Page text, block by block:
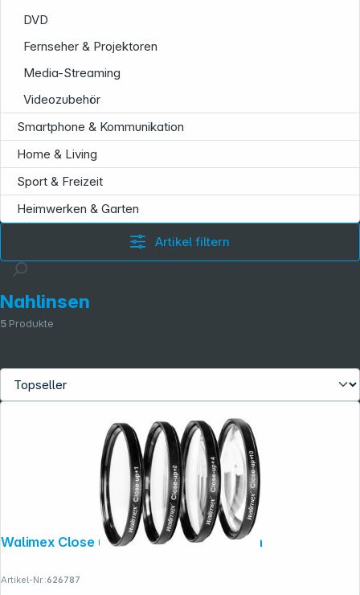
DVD
Fernseher & Projektoren
Media-Streaming
Videozubehör
Smartphone & Kommunikation
Home & Living
Sport & Freizeit
Heimwerken & Garten
Artikel filtern
Nahlinsen
5 Produkte
Walimex Close up Makrolinsen-Set 67mm
Artikel-Nr.:626787